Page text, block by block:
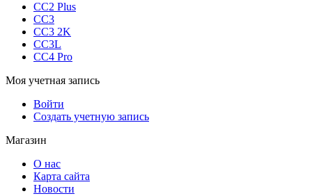
CC2 Plus
CC3
CC3 2K
CC3L
CC4 Pro
Моя учетная запись
Войти
Создать учетную запись
Магазин
О нас
Карта сайта
Новости